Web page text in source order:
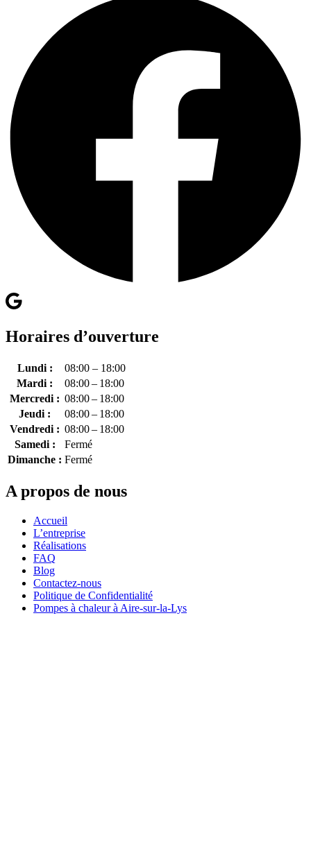
Horaires d’ouverture
Lundi :
08:00 – 18:00
Mardi :
08:00 – 18:00
Mercredi : 08:00 – 18:00
Jeudi :
08:00 – 18:00
Vendredi : 08:00 – 18:00
Samedi :
Fermé
Dimanche : Fermé
A propos de nous
Accueil
L’entreprise
Réalisations
FAQ
Blog
Contactez-nous
Politique de Confidentialité
Pompes à chaleur à Aire-sur-la-Lys